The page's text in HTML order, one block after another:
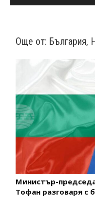
Още от: България,
Министър-
Тофан разговаря с